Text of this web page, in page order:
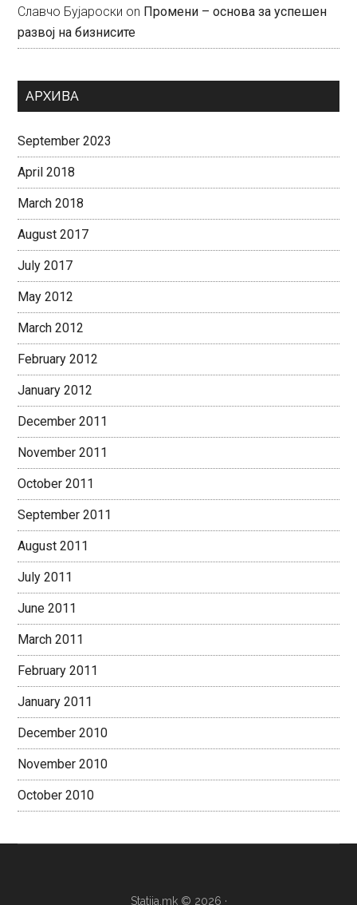
Славчо Бујароски on Промени – основа за успешен
развој на бизнисите
АРХИВА
September 2023
April 2018
March 2018
August 2017
July 2017
May 2012
March 2012
February 2012
January 2012
December 2011
November 2011
October 2011
September 2011
August 2011
July 2011
June 2011
March 2011
February 2011
January 2011
December 2010
November 2010
October 2010
Statija.mk © 2026 ·